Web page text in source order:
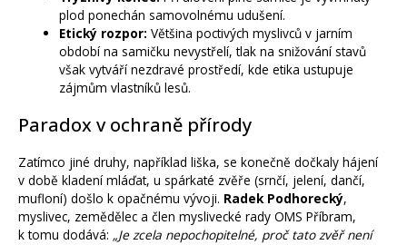
plod ponechán samovolnému udušení.
Etický rozpor: Většina poctivých myslivců v jarním
období na samičku nevystřelí, tlak na snižování stavů
však vytváří nezdravé prostředí, kde etika ustupuje
zájmům vlastníků lesů.
Paradox v ochraně přírody
Zatímco jiné druhy, například liška, se konečně dočkaly hájení
v době kladení mláďat, u spárkaté zvěře (srnčí, jelení, dančí,
mufloní) došlo k opačnému vývoji. Radek Podhorecký,
myslivec, zemědělec a člen myslivecké rady OMS Příbram,
k tomu dodává: „Je zcela nepochopitelné, proč tato zvěř není